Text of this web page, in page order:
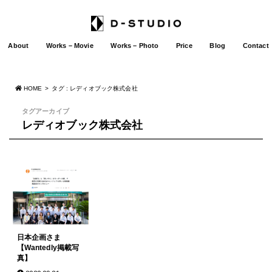
About Works – Movie Works – Photo Price Blog Contact
HOME タグ : レディオブック株式会社
タグアーカイブ
レディオブック株式会社
日本企画さま
【Wantedly掲載写
真】